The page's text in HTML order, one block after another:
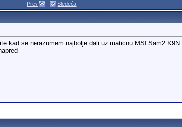
Prev Sledeća
kad se nerazumem najbolje dali uz maticnu MSI Sam2